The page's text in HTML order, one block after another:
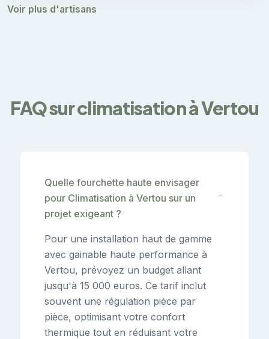
Voir plus d'artisans
FAQ sur climatisation à Vertou
Quelle fourchette haute envisager
pour Climatisation à Vertou sur un
projet exigeant ?
⌄
Pour une installation haut de gamme
avec gainable haute performance à
Vertou, prévoyez un budget allant
jusqu'à 15 000 euros. Ce tarif inclut
souvent une régulation pièce par
pièce, optimisant votre confort
thermique tout en réduisant votre